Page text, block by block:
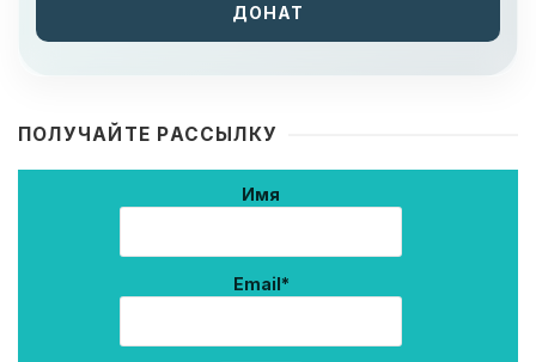
ДОНАТ
ПОЛУЧАЙТЕ РАССЫЛКУ
Имя
Email*